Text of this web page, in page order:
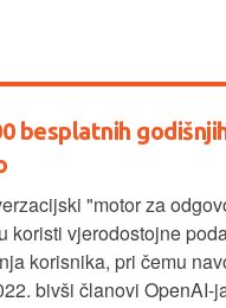
besplatnih
"motor za
koristi vjerodostojne
korisnika, pri čemu
bivši članovi OpenAI-